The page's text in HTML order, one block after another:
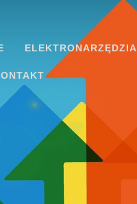
ELEKTRONARZĘDZIA